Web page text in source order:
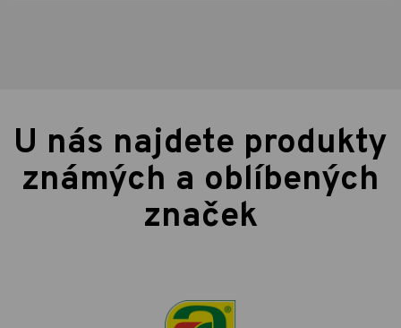
U nás najdete produkty
známých a oblíbených
značek